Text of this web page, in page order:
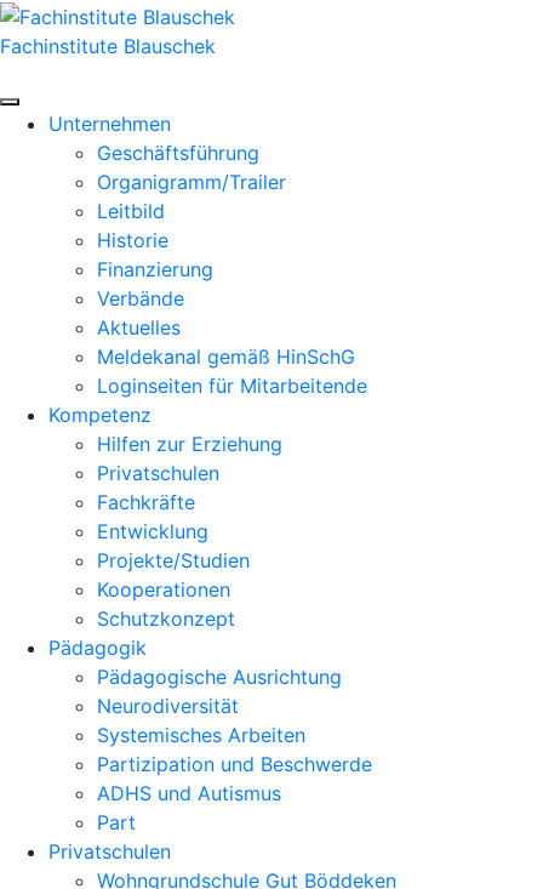
Zum
Inhalt
Fachinstitute Blauschek
Unternehmen
Geschäftsführung
Organigramm/Trailer
Leitbild
Historie
Finanzierung
Verbände
Aktuelles
Meldekanal gemäß HinSchG
Loginseiten für Mitarbeitende
Kompetenz
Hilfen zur Erziehung
Privatschulen
Fachkräfte
Entwicklung
Projekte/Studien
Kooperationen
Schutzkonzept
Pädagogik
Pädagogische Ausrichtung
Neurodiversität
Systemisches Arbeiten
Partizipation und Beschwerde
ADHS und Autismus
Part
Privatschulen
Wohngrundschule Gut Böddeken